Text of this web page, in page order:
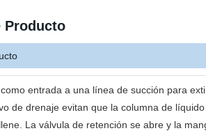
Producto
entrada a una línea de succión para
de drenaje evitan que la columna de
La válvula de retención se abre y la